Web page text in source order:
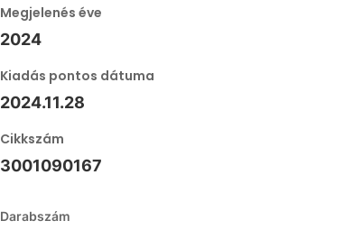
Megjelenés éve
2024
Kiadás pontos dátuma
2024.11.28
Cikkszám
3001090167
Darabszám